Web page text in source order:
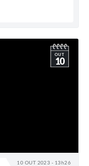
10 OUT 2023 - 13h26
OUT
10